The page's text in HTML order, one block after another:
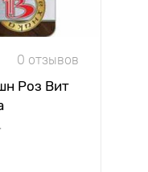
0 отзывов
Роз Вит